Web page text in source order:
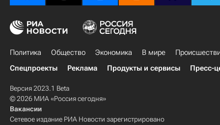
Политика Общество Экономика В мире
Спецпроекты
Реклама Продукты и сервисы Пресс-
Версия 2023.1 Beta
© 2026 МИА «Россия сегодня»
Вакансии
Сетевое издание РИА Новости зарегистрировано